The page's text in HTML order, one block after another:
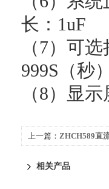
长：1uF
（7）可
999S（秒
（8）显
上一篇： ZHCH589直
相关产品